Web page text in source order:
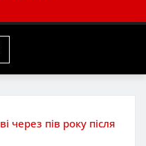
через пів року після